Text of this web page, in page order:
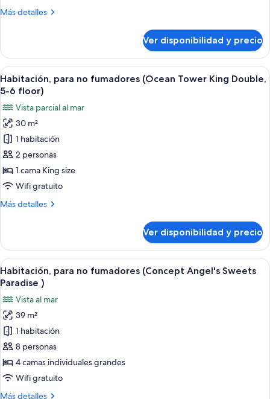
parcial
(Ocean
Tower,
5-
7
floor
for
3)
Más detalles
Más
para
no
fumadores,
vista
al
océano
(Ocean
Tower,
5-
floor
for
Ver disponibilidad y precio
Ver
todas
fotos
de
Habitación,
para
no
fumadores
Tower
5-
6
floor)
Una habitación de hotel con una
5
Habitación, para no fumadores (Ocean Tower King Double,
5-6 floor)
Vista parcial al mar
30 m²
1 habitación
2 personas
1 cama King size
Wifi gratuito
Más detalles
Más
para
no
fumadores
(Ocean
King
Double,
5-
6
floor)
Ver disponibilidad y precio
Ver
todas
fotos
de
Habitación,
para
no
fumadores
Habitación de hotel con tres camas,
5
Habitación, para no fumadores (Concept Angel's Sweets
Paradise )
Vista al mar
39 m²
1 habitación
8 personas
4 camas individuales grandes
Wifi gratuito
Más detalles
Más